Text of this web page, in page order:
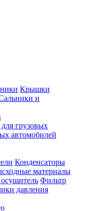
Крышки
и
грузовых
автомобилей
Конденсаторы
материалы
Фильтр
давления